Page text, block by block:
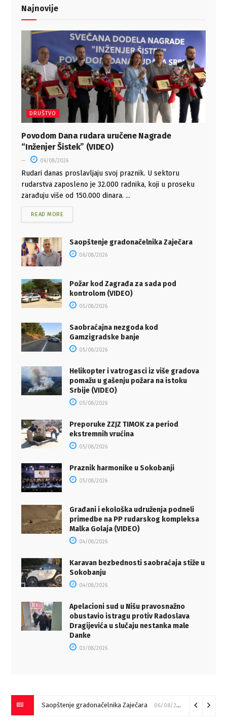
Najnovije
DRUŠTVO
Povodom Dana rudara uručene Nagrade
“Inženjer Šistek” (VIDEO)
06/08/2026
Rudari danas proslavljaju svoj praznik. U sektoru
rudarstva zaposleno je 32.000 radnika, koji u proseku
zarađuju više od 150.000 dinara. ...
READ MORE
Saopštenje gradonačelnika Zaječara
06/08/2026
Požar kod Zagrađa za sada pod
kontrolom (VIDEO)
05/08/2026
Saobraćajna nezgoda kod
Gamzigradske banje
05/08/2026
Helikopter i vatrogasci iz više gradova
pomažu u gašenju požara na istoku
Srbije (VIDEO)
05/08/2026
Preporuke ZZJZ TIMOK za period
ekstremnih vrućina
05/08/2026
Praznik harmonike u Sokobanji
05/08/2026
Građani i ekološka udruženja podneli
primedbe na PP rudarskog kompleksa
Malka Golaja (VIDEO)
04/08/2026
Karavan bezbednosti saobraćaja stiže u
Sokobanju
04/08/2026
Apelacioni sud u Nišu pravosnažno
obustavio istragu protiv Radoslava
Dragijevića u slučaju nestanka male
Danke
03/08/2026
Saopštenje gradonačelnika Zaječara 06/08/2026